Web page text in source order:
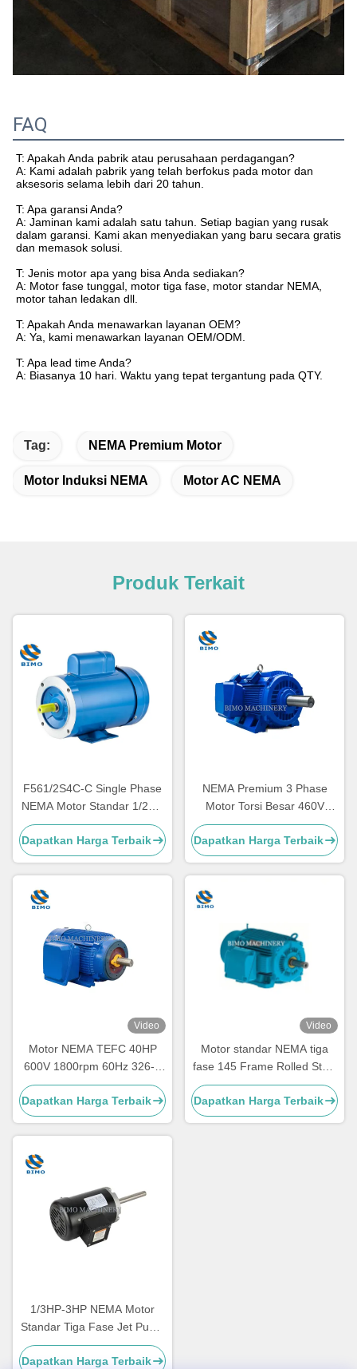
FAQ
T: Apakah Anda pabrik atau perusahaan perdagangan?
A: Kami adalah pabrik yang telah berfokus pada motor dan
aksesoris selama lebih dari 20 tahun.
T: Apa garansi Anda?
A: Jaminan kami adalah satu tahun. Setiap bagian yang rusak
dalam garansi. Kami akan menyediakan yang baru secara gratis
dan memasok solusi.
T: Jenis motor apa yang bisa Anda sediakan?
A: Motor fase tunggal, motor tiga fase, motor standar NEMA,
motor tahan ledakan dll.
T: Apakah Anda menawarkan layanan OEM?
A: Ya, kami menawarkan layanan OEM/ODM.
T: Apa lead time Anda?
A: Biasanya 10 hari. Waktu yang tepat tergantung pada QTY.
Tag: NEMA Premium Motor
Motor Induksi NEMA Motor AC NEMA
Produk Terkait
F561/2S4C-C Single Phase
NEMA Motor Standar 1/2HP
4P NEMA 56C Motor Untuk
Luar Ruang
Dapatkan Harga Terbaik
NEMA Premium 3 Phase
Motor Torsi Besar 460V
575V 230V 60Hz 300HP-
400HP AC Motor Induksi
Dapatkan Harga Terbaik
Video
Motor NEMA TEFC 40HP
600V 1800rpm 60Hz 326-T
Motor AC Listrik 3 Fase
Dapatkan Harga Terbaik
Video
Motor standar NEMA tiga
fase 145 Frame Rolled Steel
Farm Duty Motor
Dapatkan Harga Terbaik
1/3HP-3HP NEMA Motor
Standar Tiga Fase Jet Pump
Motor CSA / CUS Sertifikasi
Dapatkan Harga Terbaik